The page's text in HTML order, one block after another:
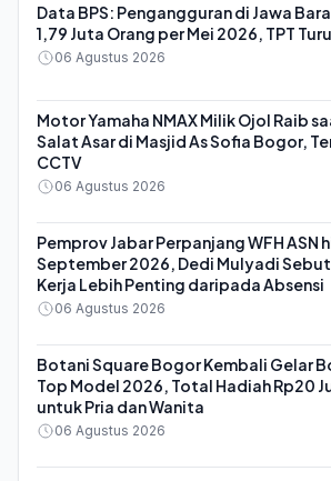
Data BPS: Pengangguran di Jawa
1,79 Juta Orang per Mei 2026, TPT
06 Agustus 2026
Motor Yamaha NMAX Milik Ojol Raib
Salat Asar di Masjid As Sofia Bogor,
CCTV
06 Agustus 2026
Pemprov Jabar Perpanjang WFH ASN
September 2026, Dedi Mulyadi Sebut
Kerja Lebih Penting daripada Absensi
06 Agustus 2026
Botani Square Bogor Kembali Gelar
Top Model 2026, Total Hadiah Rp20
untuk Pria dan Wanita
06 Agustus 2026